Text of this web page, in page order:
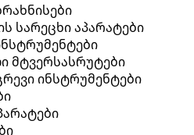
სარეცხი აპარატები
მტვერსასრუტები
ინსტრუმენტები